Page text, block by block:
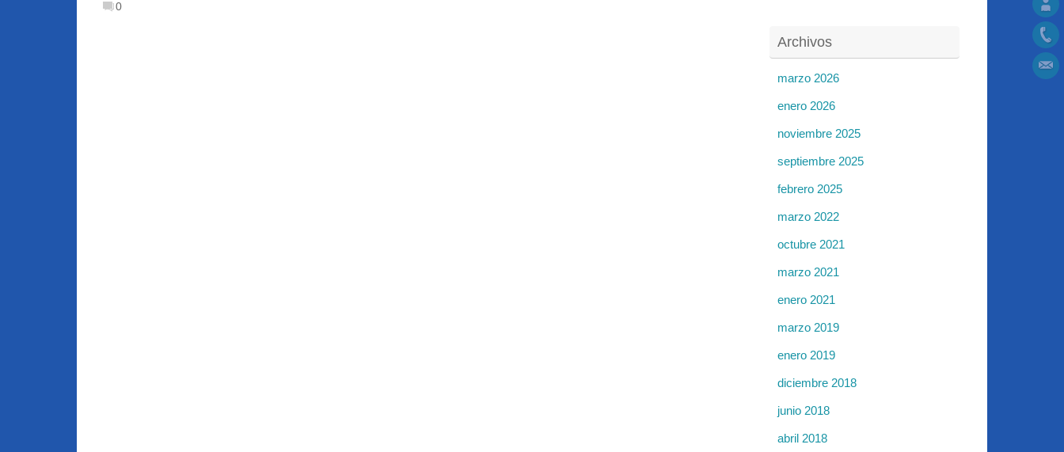
0
Archivos
marzo 2026
enero 2026
noviembre 2025
septiembre 2025
febrero 2025
marzo 2022
octubre 2021
marzo 2021
enero 2021
marzo 2019
enero 2019
diciembre 2018
junio 2018
abril 2018